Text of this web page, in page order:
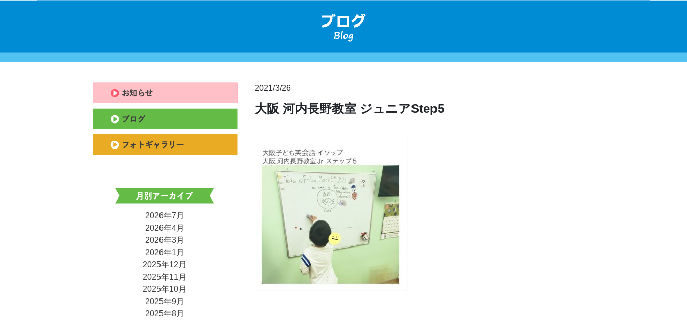
2021/3/26
大阪 河内長野教室 ジュニアStep5
2026年7月
2026年4月
2026年3月
2026年1月
2025年12月
2025年11月
2025年10月
2025年9月
2025年8月